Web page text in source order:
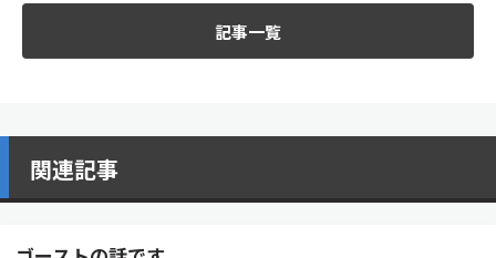
記事一覧
関連記事